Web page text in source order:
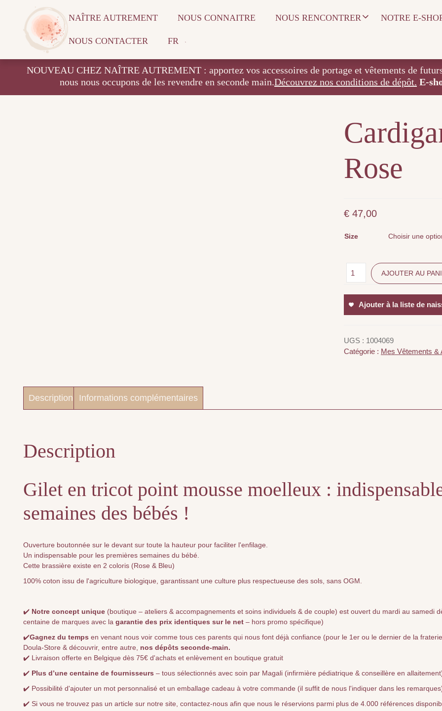
NAÎTRE AUTREMENT NOUS CONNAITRE NOUS RENCONTRER NOTRE E-
NOUS CONTACTER FR
NOUVEAU CHEZ NAÎTRE AUTREMENT : apportez vos accessoires de portage et vêtements de
nous nous occupons de les revendre en seconde main.Découvrez nos conditions de dépôt. E-
Rose
€ 47,00
Size
AJOUTER AU
Ajouter à la liste de
UGS : 1004069
Catégorie : Mes Vêtements &
Description Informations complémentaires
Description
Gilet en tricot point mousse moelleux :
semaines des bébés !
Ouverture boutonnée sur le devant sur toute la hauteur pour faciliter l'enfilage.
Un indispensable pour les premières semaines du bébé.
Cette brassière existe en 2 coloris (Rose & Bleu)
100% coton issu de l'agriculture biologique, garantissant une culture plus respectueuse des sols, sans OGM.
✔️ Notre concept unique (boutique – ateliers & accompagnements et soins individuels & de couple) est ouvert du mardi au samedi
centaine de marques avec la garantie des prix identiques sur le net – hors promo spécifique)
✔️Gagnez du temps en venant nous voir comme tous ces parents qui nous font déjà confiance (pour le 1er ou le dernier de la
Doula-Store & découvrir, entre autre, nos dépôts seconde-main.
✔️ Livraison offerte en Belgique dès 75€ d'achats et enlèvement en boutique gratuit
✔️ Plus d’une centaine de fournisseurs – tous sélectionnés avec soin par Magali (infirmière pédiatrique & conseillère en
✔️ Possibilité d'ajouter un mot personnalisé et un emballage cadeau à votre commande (il suffit de nous l'indiquer dans les
✔️ Si vous ne trouvez pas un article sur notre site, contactez-nous afin que nous le réservions parmi plus de 4.000 références